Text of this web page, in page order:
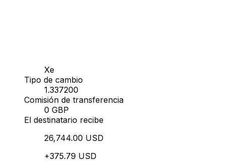
Xe
Tipo de cambio
1.337200
Comisión de transferencia
0 GBP
El destinatario recibe
26,744.00 USD
+375.79 USD